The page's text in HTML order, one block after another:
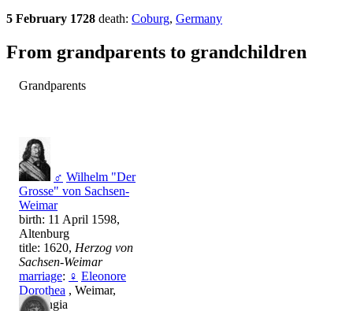
5 February 1728 death: Coburg, Germany
From grandparents to grandchildren
Grandparents
♂ Wilhelm "Der
Grosse" von Sachsen-
Weimar
birth: 11 April 1598,
Altenburg
title: 1620, Herzog von
Sachsen-Weimar
marriage: ♀ Eleonore
Dorothea , Weimar,
Thuringia